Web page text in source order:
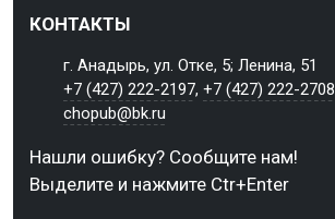
КОНТАКТЫ
г. Анадырь, ул. Отке, 5; Ленина, 51
+7 (427) 222-2197,+7 (427) 222-2708
chopub@bk.ru
Нашли ошибку? Сообщите нам!
Выделите и нажмите Ctr+Enter